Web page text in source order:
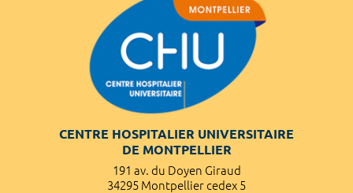
CENTRE HOSPITALIER UNIVERSITAIRE
DE MONTPELLIER
191 av. du Doyen Giraud
34295 Montpellier cedex 5